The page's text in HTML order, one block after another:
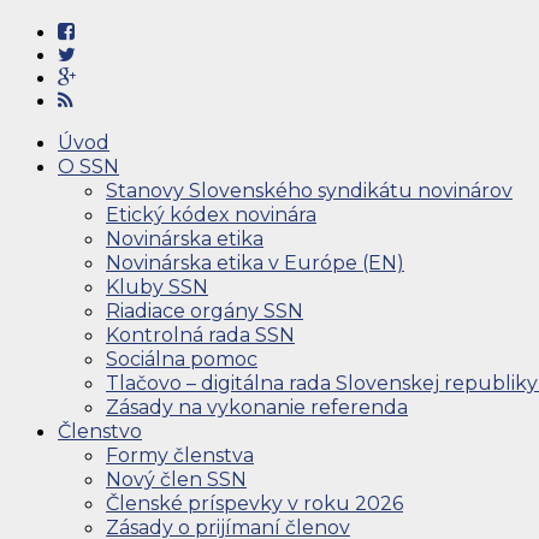
Úvod
O SSN
Stanovy Slovenského syndikátu novinárov
Etický kódex novinára
Novinárska etika
Novinárska etika v Európe (EN)
Kluby SSN
Riadiace orgány SSN
Kontrolná rada SSN
Sociálna pomoc
Tlačovo – digitálna rada Slovenskej republiky
Zásady na vykonanie referenda
Členstvo
Formy členstva
Nový člen SSN
Členské príspevky v roku 2026
Zásady o prijímaní členov